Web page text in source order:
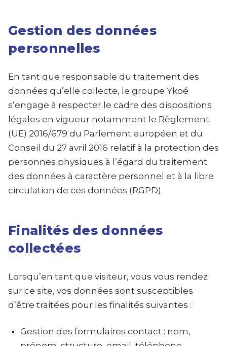
Gestion des données
personnelles
En tant que responsable du traitement des
données qu’elle collecte, le groupe Ykoé
s’engage à respecter le cadre des dispositions
légales en vigueur notamment le Règlement
(UE) 2016/679 du Parlement européen et du
Conseil du 27 avril 2016 relatif à la protection des
personnes physiques à l’égard du traitement
des données à caractère personnel et à la libre
circulation de ces données (RGPD).
Finalités des données
collectées
Lorsqu’en tant que visiteur, vous vous rendez
sur ce site, vos données sont susceptibles
d’être traitées pour les finalités suivantes :
Gestion des formulaires contact : nom,